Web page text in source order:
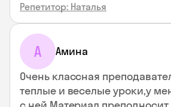
Репетитор: Наталья
А Амина
Очень классная
теплые и веселые уроки,у